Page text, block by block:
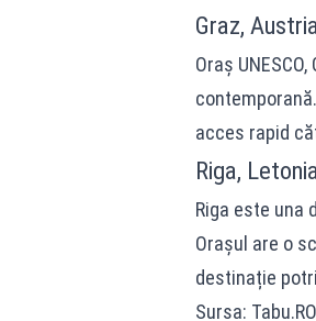
Graz, Austria
Oraș
acces rapid
Riga, Letonia
Riga este una
Orașul are o
destinație
Sursa: Tabu.RO